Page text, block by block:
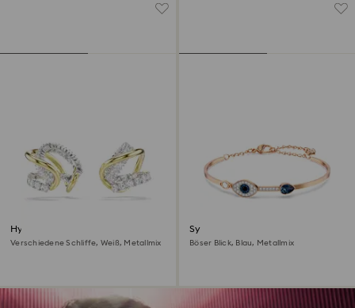
Hyperbola Ohrspangen
Verschiedene Schliffe, Weiß, Metallmix
Symbolica Armreif
Böser Blick, Blau, Metallmix